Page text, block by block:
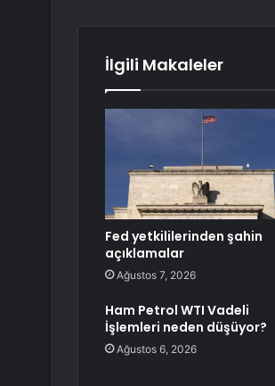
İlgili Makaleler
Fed yetkililerinden şahin
açıklamalar
Ağustos 7, 2026
Ham Petrol WTI Vadeli
İşlemleri neden düşüyor?
Ağustos 6, 2026